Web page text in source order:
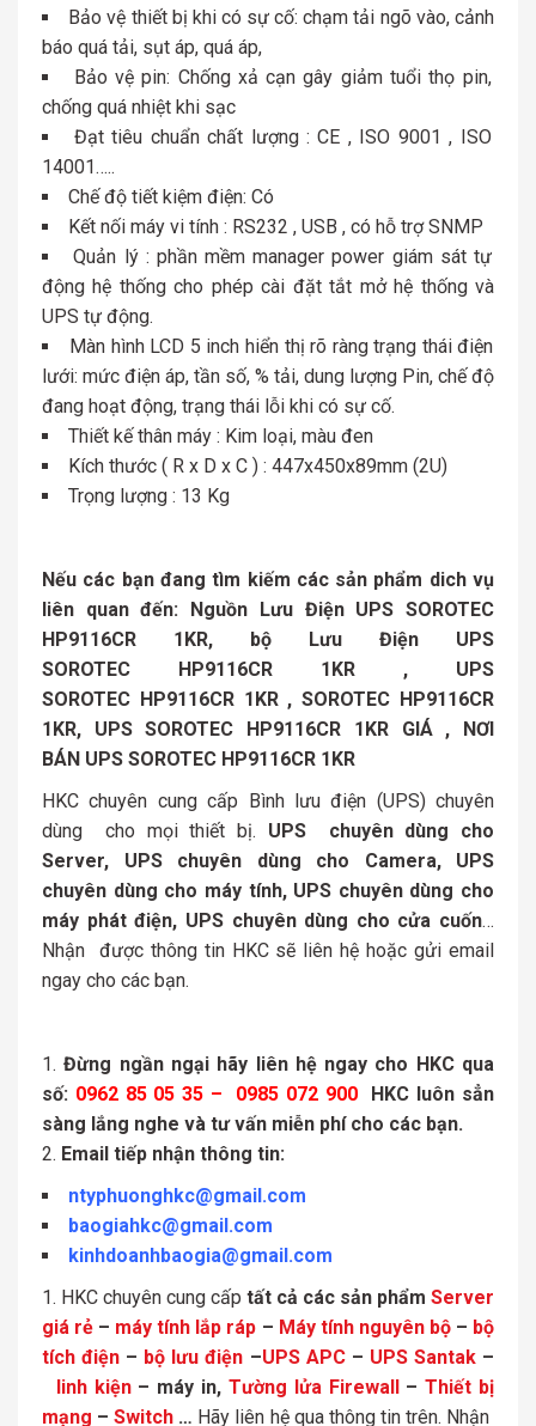
Bảo vệ thiết bị khi có sự cố: chạm tải ngõ vào, cảnh
báo quá tải, sụt áp, quá áp,
Bảo vệ pin: Chống xả cạn gây giảm tuổi thọ pin,
chống quá nhiệt khi sạc
Đạt tiêu chuẩn chất lượng : CE , ISO 9001 , ISO
14001…..
Chế độ tiết kiệm điện: Có
Kết nối máy vi tính : RS232 , USB , có hỗ trợ SNMP
Quản lý : phần mềm manager power giám sát tự
động hệ thống cho phép cài đặt tắt mở hệ thống và
UPS tự động.
Màn hình LCD 5 inch hiển thị rõ ràng trạng thái điện
lưới: mức điện áp, tần số, % tải, dung lượng Pin, chế độ
đang hoạt động, trạng thái lỗi khi có sự cố.
Thiết kế thân máy : Kim loại, màu đen
Kích thước ( R x D x C ) : 447x450x89mm (2U)
Trọng lượng : 13 Kg
Nếu các bạn đang tìm kiếm các sản phẩm dich vụ
liên quan đến: Nguồn Lưu Điện UPS SOROTEC
HP9116CR 1KR, bộ Lưu Điện UPS
SOROTEC HP9116CR 1KR , UPS
SOROTEC HP9116CR 1KR , SOROTEC HP9116CR
1KR, UPS SOROTEC HP9116CR 1KR GIÁ , NƠI
BÁN UPS SOROTEC HP9116CR 1KR
HKC chuyên cung cấp Bình lưu điện (UPS) chuyên
dùng cho mọi thiết bị. UPS chuyên dùng cho
Server, UPS chuyên dùng cho Camera, UPS
chuyên dùng cho máy tính, UPS chuyên dùng cho
máy phát điện, UPS chuyên dùng cho cửa cuốn…
Nhận được thông tin HKC sẽ liên hệ hoặc gửi email
ngay cho các bạn.
Đừng ngần ngại hãy liên hệ ngay cho HKC qua
số: 0962 85 05 35 – 0985 072 900HKC luôn sẳn
sàng lắng nghe và tư vấn miễn phí cho các bạn.
Email tiếp nhận thông tin:
ntyphuonghkc@gmail.com
baogiahkc@gmail.com
kinhdoanhbaogia@gmail.com
HKC chuyên cung cấp tất cả các sản phẩm Server
giá rẻ – máy tính lắp ráp – Máy tính nguyên bộ– bộ
tích điện – bộ lưu điện –UPS APC– UPS Santak–
linh kiện– máy in, Tường lửa Firewall–Thiết bị
mạng –Switch … Hãy liên hệ qua thông tin trên. Nhận